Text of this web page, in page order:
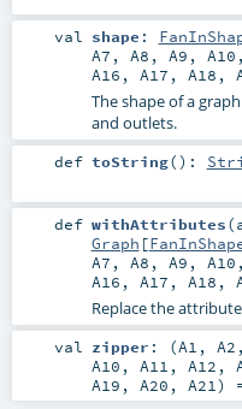
val shape :
A7 , A8 , A9 , A10
A16 , A17 , A18 ,
The shape of a
and outlets.
def toString() :
def withAttributes(
Graph [
A7 , A8 , A9 , A10
A16 , A17 , A18 ,
Replace the
val zipper : (A1 , A2
A10 , A11 , A12 ,
A19 , A20 , A21)